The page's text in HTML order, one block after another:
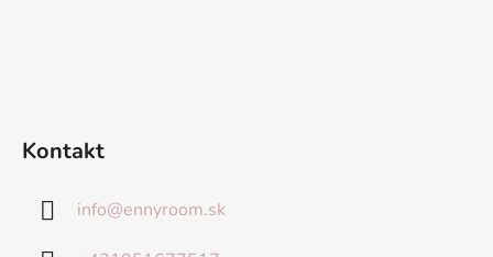
Kontakt
info@ennyroom.sk